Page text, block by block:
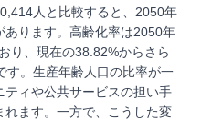
人と比較すると、2050年
あります。高齢化率は2050年
り、現在の38.82%からさら
す。生産年齢人口の比率が一
ティや公共サービスの担い手
ます。一方で、こうした変